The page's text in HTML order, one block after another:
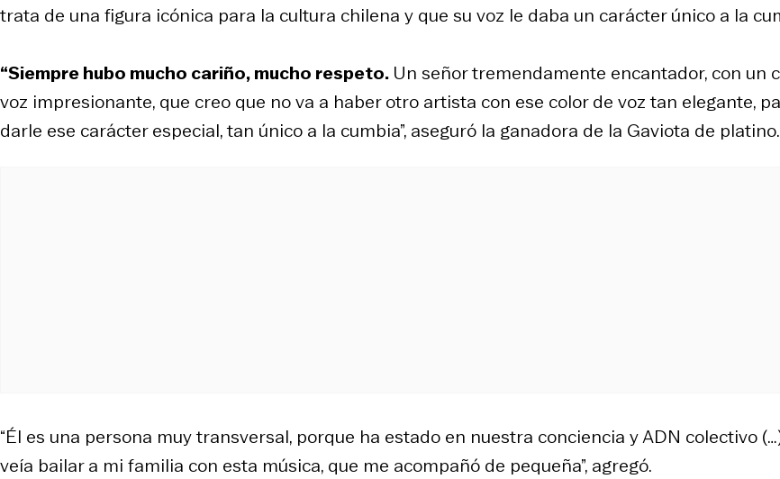
trata de una figura icónica para la cultura chilena y que su voz le daba un carácter único a la
“Siempre hubo mucho cariño, mucho respeto. Un señor tremendamente encantador, con un
voz impresionante, que creo que no va a haber otro artista con ese color de voz tan elegante,
darle ese carácter especial, tan único a la cumbia”, aseguró la ganadora de la Gaviota de platino.
“Él es una persona muy transversal, porque ha estado en nuestra conciencia y ADN colectivo
veía bailar a mi familia con esta música, que me acompañó de pequeña”, agregó.